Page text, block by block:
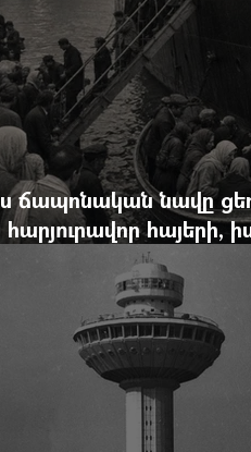
ճապոնական նավը
հայերի,
նավապետի անունը՝